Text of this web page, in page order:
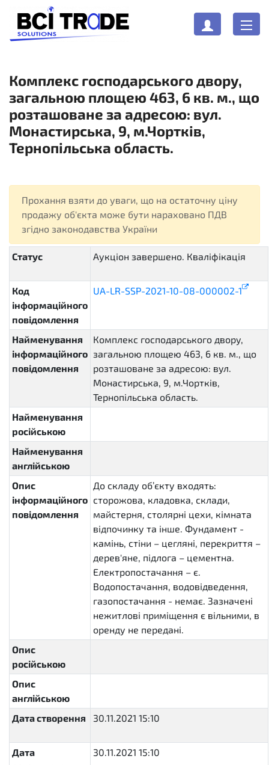
Комплекс господарського двору,
загальною площею 463, 6 кв. м., що
розташоване за адресою: вул.
Монастирська, 9, м.Чортків,
Тернопільська область.
Прохання взяти до уваги, що на остаточну ціну
продажу об'єкта може бути нараховано ПДВ
згідно законодавства України
Статус
Аукціон завершено. Кваліфікація
Код
інформаційного
повідомлення
UA-LR-SSP-2021-10-08-000002-1
Найменування
інформаційного
повідомлення
Комплекс господарського двору,
загальною площею 463, 6 кв. м., що
розташоване за адресою: вул.
Монастирська, 9, м.Чортків,
Тернопільська область.
Найменування
російською
Найменування
англійською
Опис
інформаційного
повідомлення
До складу об’єкту входять:
сторожова, кладовка, склади,
майстерня, столярні цехи, кімната
відпочинку та інше. Фундамент -
камінь, стіни – цегляні, перекриття –
дерев'яне, підлога – цементна.
Електропостачання – є.
Водопостачання, водовідведення,
газопостачання - немає. Зазначені
нежитлові приміщення є вільними, в
оренду не передані.
Опис
російською
Опис
англійською
Дата створення
30.11.2021 15:10
Дата
30.11.2021 15:10